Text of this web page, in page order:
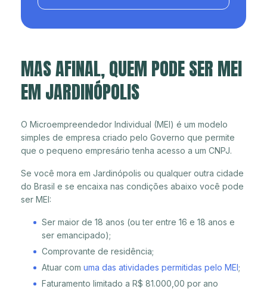
MAS AFINAL, QUEM PODE SER MEI
EM JARDINÓPOLIS
O Microempreendedor Individual (MEI) é um modelo
simples de empresa criado pelo Governo que permite
que o pequeno empresário tenha acesso a um CNPJ.
Se você mora em Jardinópolis ou qualquer outra cidade
do Brasil e se encaixa nas condições abaixo você pode
ser MEI:
Ser maior de 18 anos (ou ter entre 16 e 18 anos e
ser emancipado);
Comprovante de residência;
Atuar com uma das atividades permitidas pelo MEI;
Faturamento limitado a R$ 81.000,00 por ano